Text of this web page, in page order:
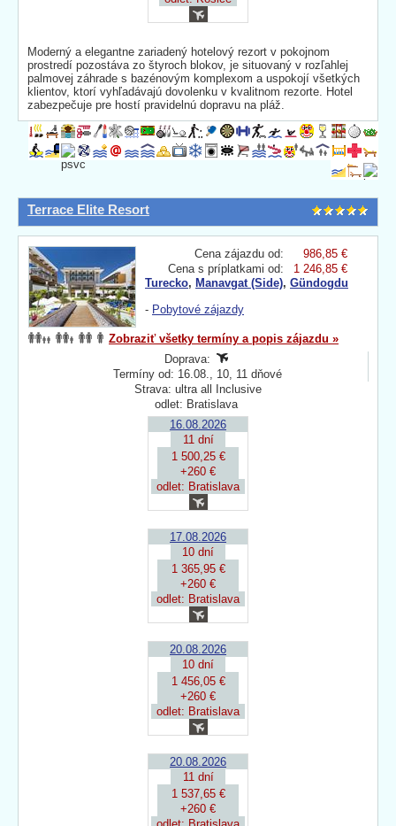
Moderný a elegantne zariadený hotelový rezort v pokojnom
prostredí pozostáva zo štyroch blokov, je situovaný v rozľahlej
palmovej záhrade s bazénovým komplexom a uspokojí všetkých
klientov, ktorí vyhľadávajú dovolenku v kvalitnom rezorte. Hotel
zabezpečuje pre hostí pravidelnú dopravu na pláž.
Terrace Elite Resort
Cena zájazdu od:
986,85 €
Cena s príplatkami od:
1 246,85 €
Turecko, Manavgat (Side), Gündogdu
- Pobytové zájazdy
Zobraziť všetky termíny a popis zájazdu »
Doprava:
Termíny od: 16.08., 10, 11 dňové
Strava: ultra all Inclusive
odlet: Bratislava
16.08.2026
11 dní
1 500,25 €
+260 €
odlet: Bratislava
17.08.2026
10 dní
1 365,95 €
+260 €
odlet: Bratislava
20.08.2026
10 dní
1 456,05 €
+260 €
odlet: Bratislava
20.08.2026
11 dní
1 537,65 €
+260 €